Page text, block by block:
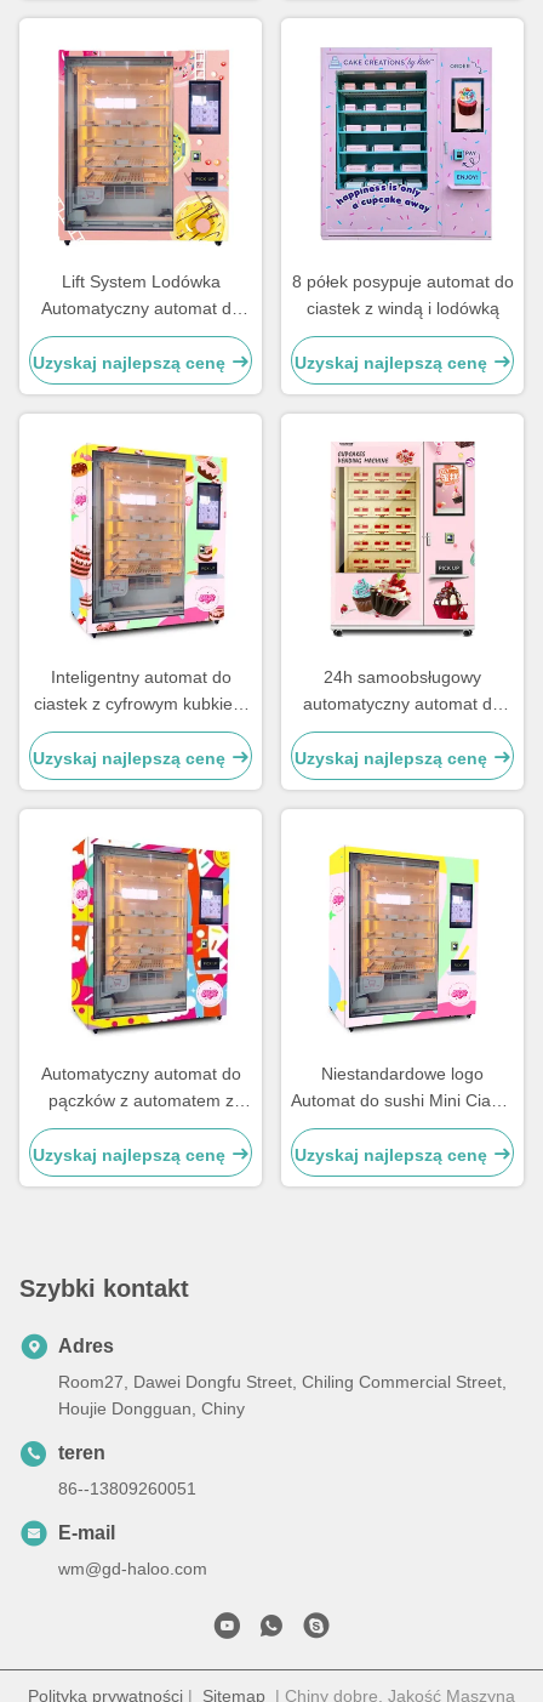
stalowej ramki drzwi i
defoging szkło
Lift System Lodówka
Automatyczny automat do
ciastek Sałatka ze świeżą
żywnością z 21,5-calowym
ekranem dotykowym
Uzyskaj najlepszą cenę
8 półek posypuje automat do
ciastek z windą i lodówką
Uzyskaj najlepszą cenę
Inteligentny automat do
ciastek z cyfrowym kubkiem
Lodówka automat do ciastek
z windą
Uzyskaj najlepszą cenę
24h samoobsługowy
automatyczny automat do
ciasta z ekranem dotykowym
automat na ciasto
Uzyskaj najlepszą cenę
Automatyczny automat do
pączków z automatem z
czytnikiem kart US
Uzyskaj najlepszą cenę
Niestandardowe logo
Automat do sushi Mini Ciasta
Automat do ciastek Bento
Uzyskaj najlepszą cenę
Szybki kontakt
Adres
Room27, Dawei Dongfu Street, Chiling Commercial Street,
Houjie Dongguan, Chiny
teren
86--13809260051
E-mail
wm@gd-haloo.com
Polityka prywatności | Sitemap | Chiny dobre. Jakość Maszyna